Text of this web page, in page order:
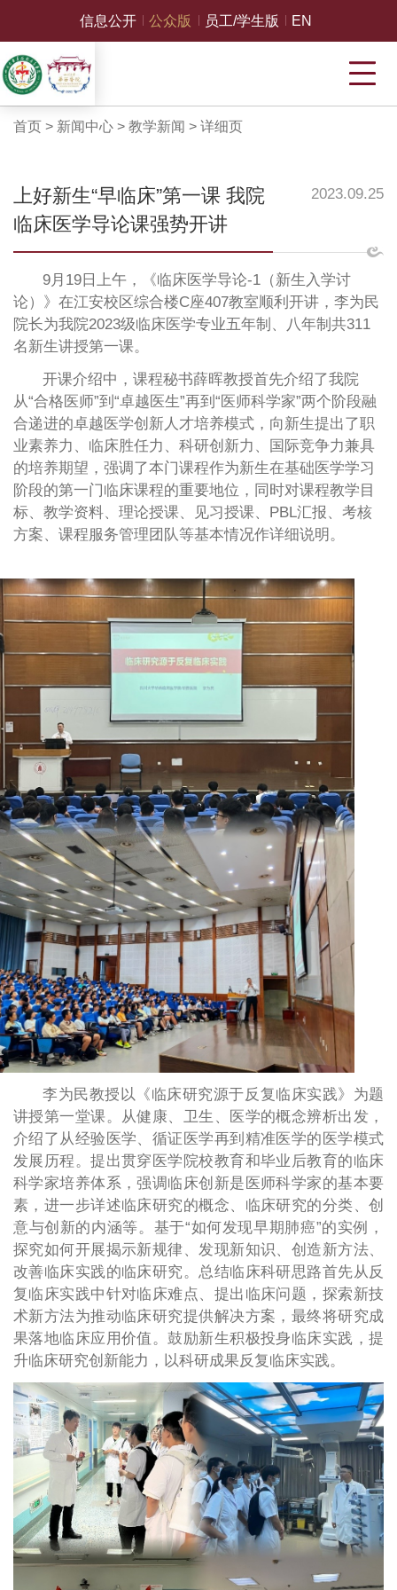
信息公开 公众版 员工/学生版 EN
首页 > 新闻中心> 教学新闻 > 详细页
上好新生“早临床”第一课 我院
临床医学导论课强势开讲
2023.09.25
9月19日上午，《临床医学导论-1（新生入学讨
论）》在江安校区综合楼C座407教室顺利开讲，李为民
院长为我院2023级临床医学专业五年制、八年制共311
名新生讲授第一课。
开课介绍中，课程秘书薛晖教授首先介绍了我院
从“合格医师”到“卓越医生”再到“医师科学家”两个阶段融
合递进的卓越医学创新人才培养模式，向新生提出了职
业素养力、临床胜任力、科研创新力、国际竞争力兼具
的培养期望，强调了本门课程作为新生在基础医学学习
阶段的第一门临床课程的重要地位，同时对课程教学目
标、教学资料、理论授课、见习授课、PBL汇报、考核
方案、课程服务管理团队等基本情况作详细说明。
李为民教授以《临床研究源于反复临床实践》为题
讲授第一堂课。从健康、卫生、医学的概念辨析出发，
介绍了从经验医学、循证医学再到精准医学的医学模式
发展历程。提出贯穿医学院校教育和毕业后教育的临床
科学家培养体系，强调临床创新是医师科学家的基本要
素，进一步详述临床研究的概念、临床研究的分类、创
意与创新的内涵等。基于“如何发现早期肺癌”的实例，
探究如何开展揭示新规律、发现新知识、创造新方法、
改善临床实践的临床研究。总结临床科研思路首先从反
复临床实践中针对临床难点、提出临床问题，探索新技
术新方法为推动临床研究提供解决方案，最终将研究成
果落地临床应用价值。鼓励新生积极投身临床实践，提
升临床研究创新能力，以科研成果反复临床实践。